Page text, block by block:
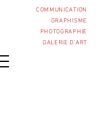
COMMUNICATION
GRAPHISME
PHOTOGRAPHIE
GALERIE D’ART